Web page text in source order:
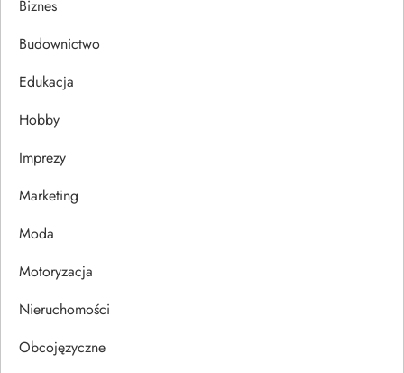
c
j
a
w
p
i
s
u
Biznes
Budownictwo
Edukacja
Hobby
Imprezy
Marketing
Moda
Motoryzacja
Nieruchomości
Obcojęzyczne